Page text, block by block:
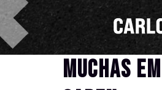
Muchas